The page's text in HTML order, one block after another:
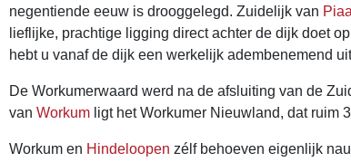
negentiende eeuw is drooggelegd. Zuidelijk van
lieflijke, prachtige ligging direct achter de dijk doet
hebt u vanaf de dijk een werkelijk adembenemend
De Workumerwaard werd na de afsluiting van de
van Workum ligt het Workumer Nieuwland, dat ruim
Workum en Hindeloopen zélf behoeven eigenlijk